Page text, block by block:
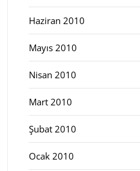
Haziran 2010
Mayıs 2010
Nisan 2010
Mart 2010
Şubat 2010
Ocak 2010